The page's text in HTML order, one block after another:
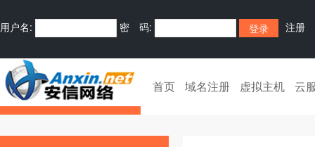
用户名: 密 码: 注册
首页 域名注册 虚拟主机 云